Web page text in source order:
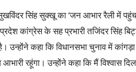
सिंह सुक्खू का ‘जन आभार रैली में
कांग्रेस के सह प्रभारी तजिंदर सिंह
उन्होंने कहा कि विधानसभा चुनाव में
रहूंगा। उन्होंने कहा कि मैं विश्वास